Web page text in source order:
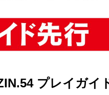
プレイガイ